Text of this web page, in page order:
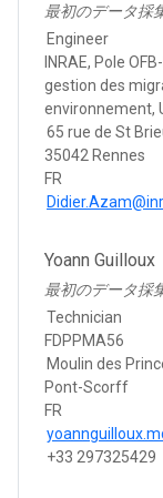
最初のデータ採
Engineer
INRAE, Pole
gestion des
environnement,
65 rue de St
35042 Rennes
FR
Yoann Guilloux
最初のデータ採
Technician
FDPPMA56
Moulin des
Pont-Scorff
FR
+33 297325429